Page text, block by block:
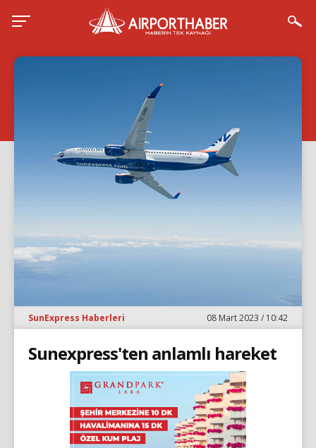
SunExpress Haberleri 08 Mart 2023 / 10:42
Sunexpress'ten anlamlı hareket